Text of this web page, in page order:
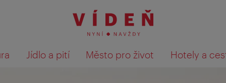
Jídlo a pití Město pro život Hotely a